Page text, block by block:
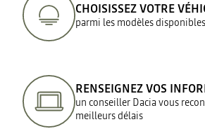
CHOISISSEZ VOTRE
parmi les modèles
RENSEIGNEZ VOS
un conseiller Dacia vous
meilleurs délais